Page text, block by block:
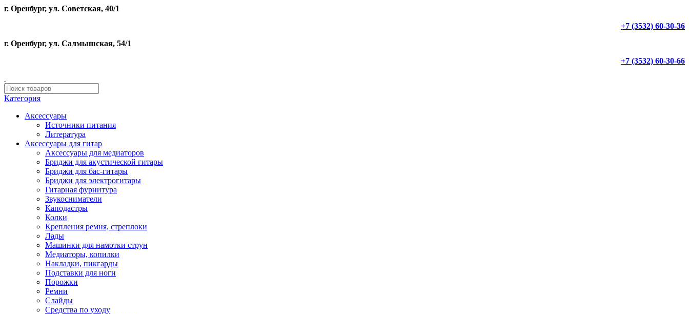
г. Оренбург, ул. Советская, 40/1
+7 (3532) 60-30-36
г. Оренбург, ул. Салмышская, 54/1
+7 (3532) 60-30-66
Категория
Аксессуары
Источники питания
Литература
Аксессуары для гитар
Аксессуары для медиаторов
Бриджи для акустической гитары
Бриджи для бас-гитары
Бриджи для электрогитары
Гитарная фурнитура
Звукосниматели
Каподастры
Колки
Крепления ремня, стреплоки
Лады
Машинки для намотки струн
Медиаторы, копилки
Накладки, пикгарды
Подставки для ноги
Порожки
Ремни
Слайды
Средства по уходу